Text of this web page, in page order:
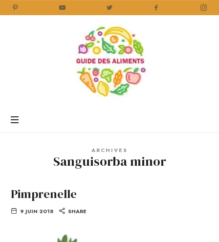
Aliments
ARCHIVES
Sanguisorba minor
Pimprenelle
9 JUIN 2018 SHARE